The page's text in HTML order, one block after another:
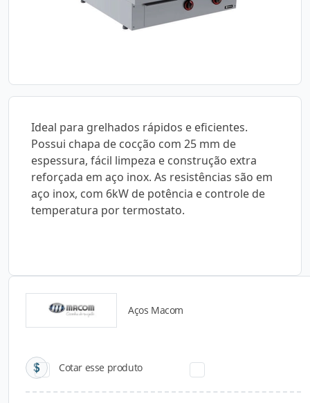
Ideal para grelhados rápidos e eficientes.
Possui chapa de cocção com 25 mm de
espessura, fácil limpeza e construção extra
reforçada em aço inox. As resistências são em
aço inox, com 6kW de potência e controle de
temperatura por termostato.
Aços Macom
Cotar esse produto
Catálogos para Download